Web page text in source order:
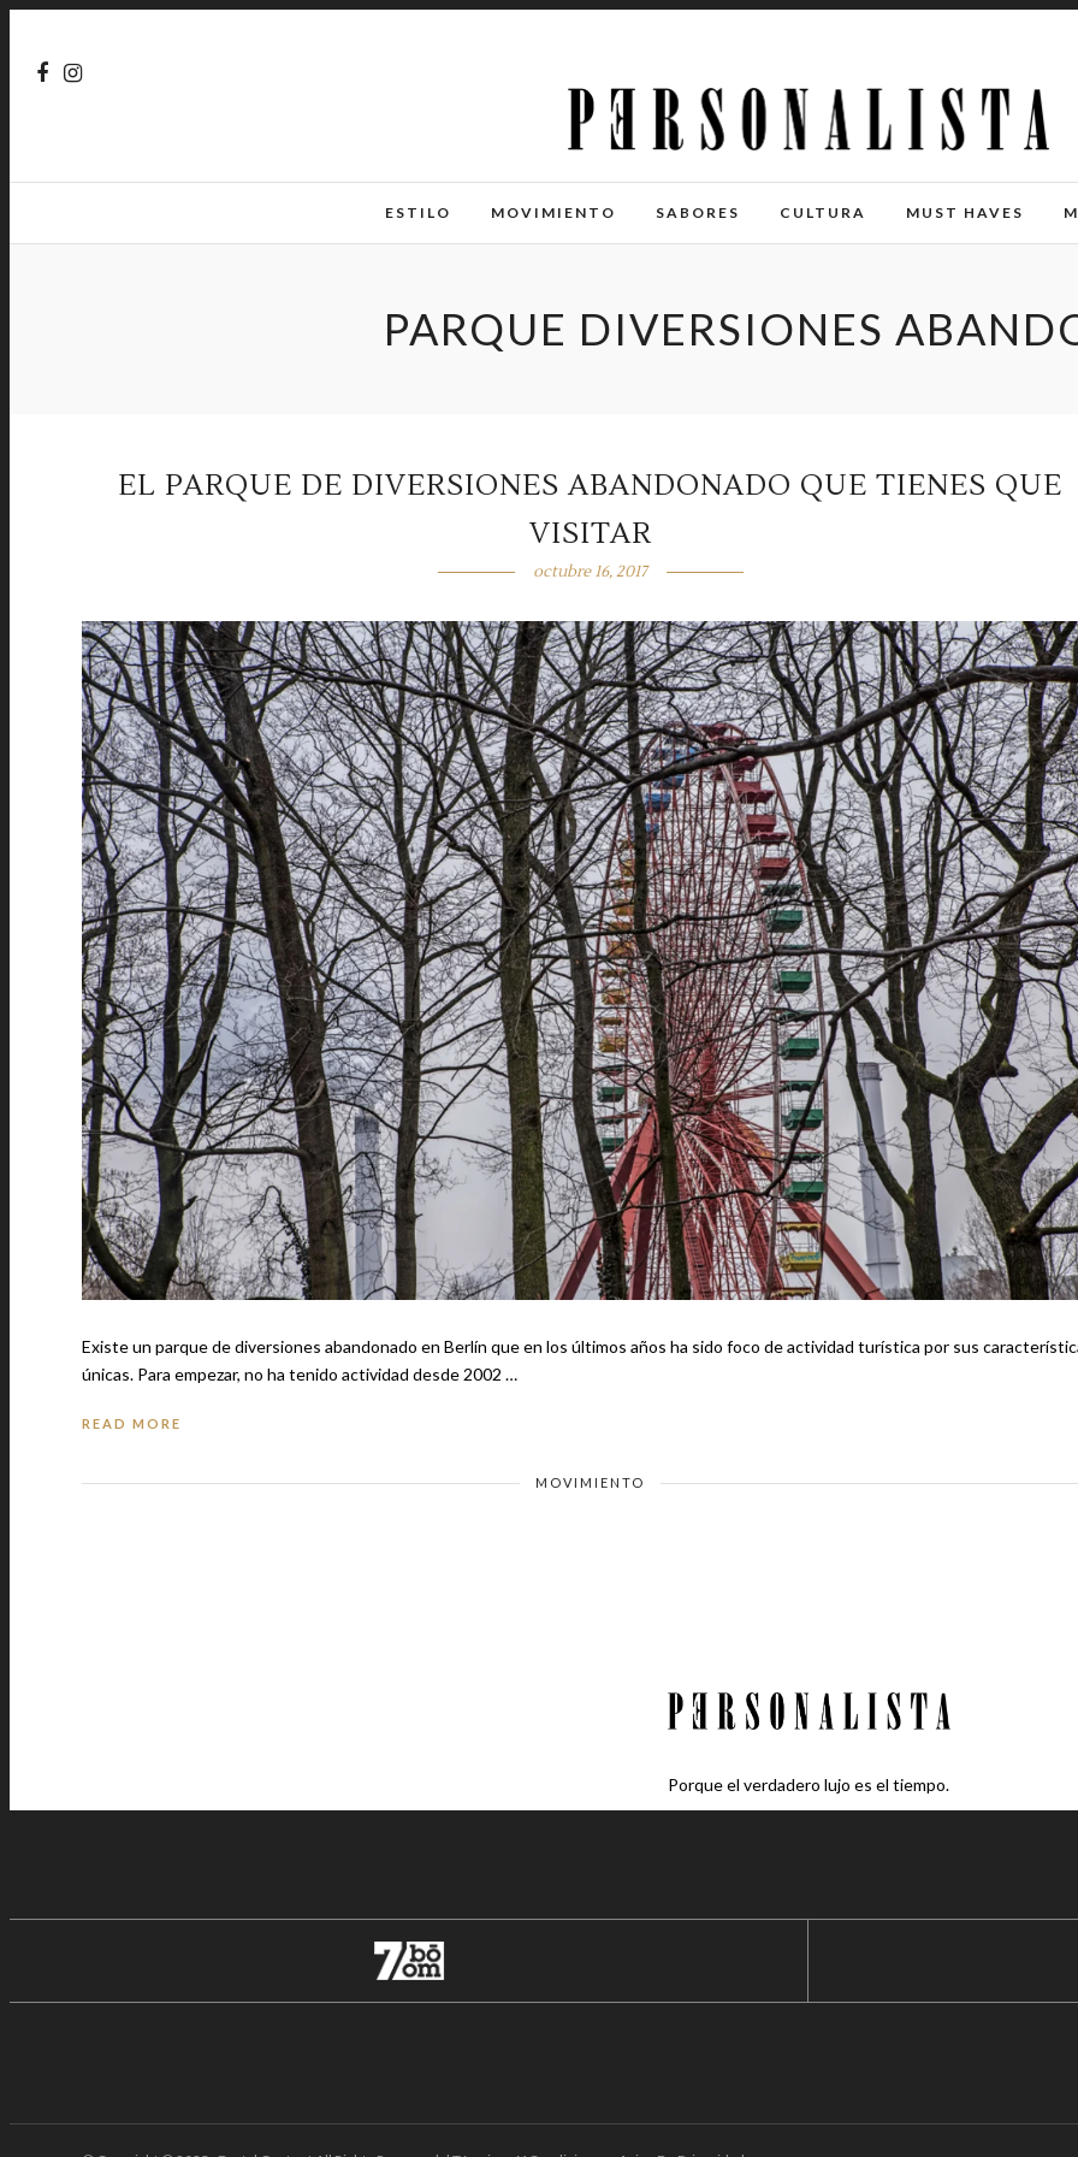
ESTILO MOVIMIENTO SABORES CULTURA MUST HAVES
PARQUE DIVERSIONES
EL PARQUE DE DIVERSIONES ABANDONADO QUE TIENES QUE
VISITAR
octubre 16, 2017
Existe un parque de diversiones abandonado en Berlín que en los últimos años ha sido foco de actividad turística por sus
únicas. Para empezar, no ha tenido actividad desde 2002 …
READ MORE
MOVIMIENTO
Porque el verdadero lujo es el tiempo.